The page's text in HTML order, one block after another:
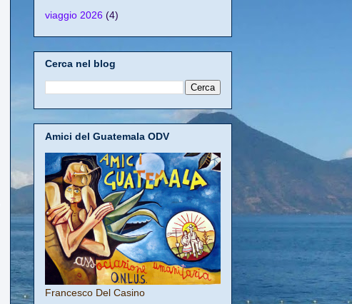
viaggio 2026 (4)
Cerca nel blog
Amici del Guatemala ODV
Francesco Del Casino